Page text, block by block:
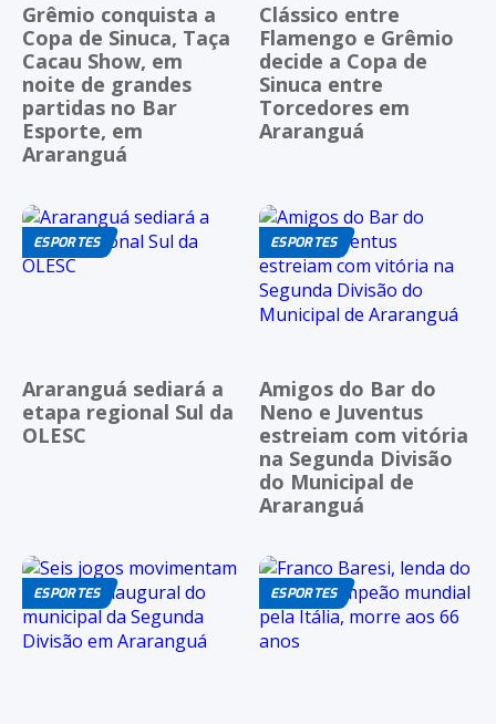
Grêmio conquista a
Copa de Sinuca, Taça
Cacau Show, em
noite de grandes
partidas no Bar
Esporte, em
Araranguá
Clássico entre
Flamengo e Grêmio
decide a Copa de
Sinuca entre
Torcedores em
Araranguá
ESPORTES
Araranguá sediará a
etapa regional Sul da
OLESC
ESPORTES
Amigos do Bar do
Neno e Juventus
estreiam com vitória
na Segunda Divisão
do Municipal de
Araranguá
ESPORTES ESPORTES